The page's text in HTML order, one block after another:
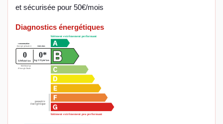
et sécurisée pour 50€/mois
Diagnostics énergétiques